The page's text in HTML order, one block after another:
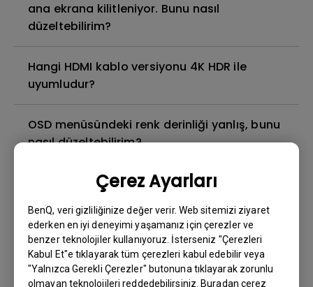
Çerez Ayarları
BenQ, veri gizliliğinize değer verir. Web sitemizi ziyaret
ederken en iyi deneyimi yaşamanız için çerezler ve
benzer teknolojiler kullanıyoruz. İsterseniz "Çerezleri
Kabul Et"e tıklayarak tüm çerezleri kabul edebilir veya
"Yalnızca Gerekli Çerezler" butonuna tıklayarak zorunlu
olmayan teknolojileri reddedebilirsiniz. Buradan çerez
ana ekrana kilitleniyor. Bunu nasıl
düzeltebilirim?
Hangi HDMI kablo versiyonu 4K HDR ile
uyumludur?
OSD menüsündeki renk derinliği yanlış, bunu
nasıl düzeltebilirim?
Projektör lambası nasıl değiştirilir ve lamba
Projektör bekleme modunda ısınır. Bunu
nasıl düzeltebilirim?